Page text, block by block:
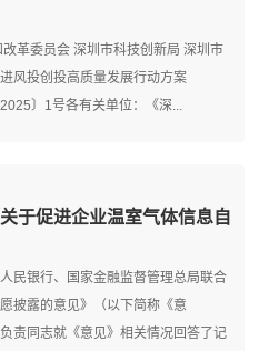
革委员会 深圳市科技创新局 深圳市
风投创投高质量发展行动方案
〕1号各有关单位：《深...
于促进企业温室气体信息自
民银行、国家金融监督管理总局联合
披露的意见》（以下简称《意
责同志就《意见》相关情况回答了记